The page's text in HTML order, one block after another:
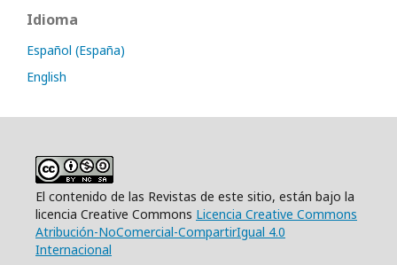
Idioma
Español (España)
English
El contenido de las Revistas de este sitio, están bajo la
licencia Creative Commons Licencia Creative Commons
Atribución-NoComercial-CompartirIgual 4.0
Internacional